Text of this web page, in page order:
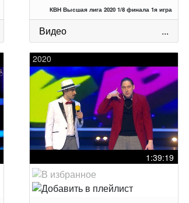
КВН Высшая лига 2020 1/8 финала 1я игра
Видео ...
2020
1:39:19